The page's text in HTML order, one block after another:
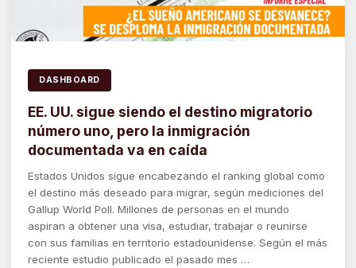
DASHBOARD
EE. UU. sigue siendo el destino migratorio
número uno, pero la inmigración
documentada va en caída
Estados Unidos sigue encabezando el ranking global como
el destino más deseado para migrar, según mediciones del
Gallup World Poll. Millones de personas en el mundo
aspiran a obtener una visa, estudiar, trabajar o reunirse
con sus familias en territorio estadounidense. Según el más
reciente estudio publicado el pasado mes …